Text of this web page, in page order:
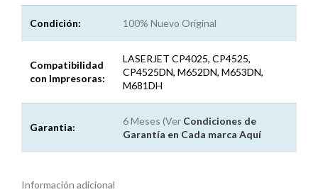
Condición: 100% Nuevo Original
Compatibilidad
con Impresoras:
LASERJET CP4025, CP4525,
CP4525DN, M652DN, M653DN,
M681DH
Garantia:
6 Meses (Ver Condiciones de
Garantía en Cada marca Aquí
Información adicional